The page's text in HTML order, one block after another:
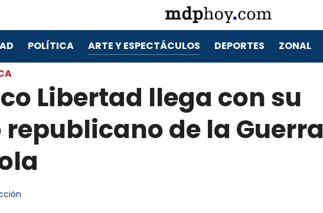
POLÍTICA ARTE Y ESPECTÁCULOS DEPORTES ZONAL
Libertad llega con su
de la Guerra